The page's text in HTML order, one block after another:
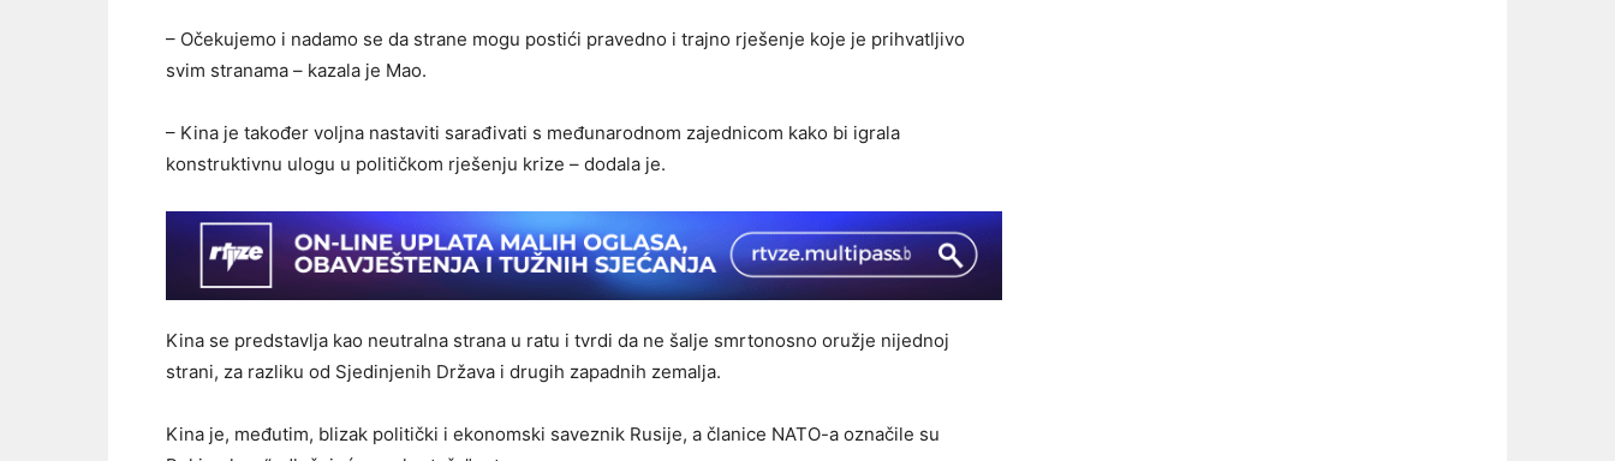
– Očekujemo i nadamo se da strane mogu postići pravedno i trajno rješenje koje je prihvatljivo
svim stranama – kazala je Mao.
– Kina je također voljna nastaviti sarađivati s međunarodnom zajednicom kako bi igrala
konstruktivnu ulogu u političkom rješenju krize – dodala je.
Kina se predstavlja kao neutralna strana u ratu i tvrdi da ne šalje smrtonosno oružje nijednoj
strani, za razliku od Sjedinjenih Država i drugih zapadnih zemalja.
Kina je, međutim, blizak politički i ekonomski saveznik Rusije, a članice NATO-a označile su